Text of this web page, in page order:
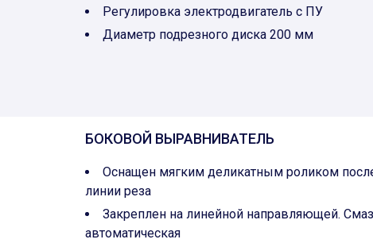
Регулировка электродвигатель с ПУ
Диаметр подрезного диска 200 мм
БОКОВОЙ ВЫРАВНИВАТЕЛЬ
Оснащен мягким деликатным роликом
линии реза
Закреплен на линейной направляющей.
автоматическая